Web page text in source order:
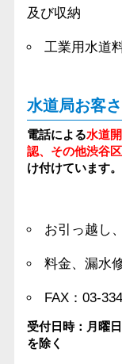
及び収納
工業用水道
水道局お客
電話による水道
認、その他渋谷
け付けています。
お引っ越し
料金、漏水
FAX：03-
受付日時：月曜
を除く